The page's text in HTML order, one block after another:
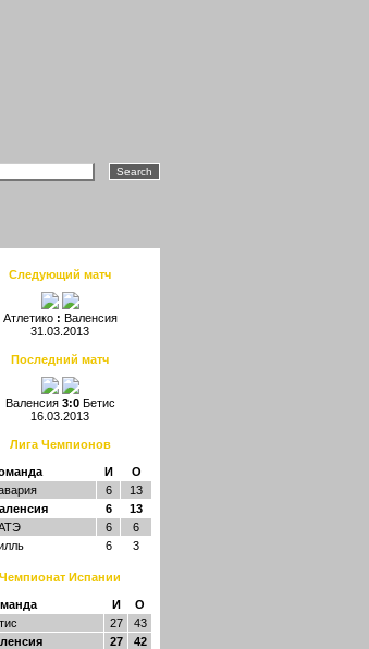
Следующий матч
Атлетико: Валенсия
31.03.2013
Последний матч
Валенсия3:0 Бетис
16.03.2013
Лига Чемпионов
И
О
6
13
6
13
6
6
6 3
Чемпионат Испании
И
О
27
43
27
42